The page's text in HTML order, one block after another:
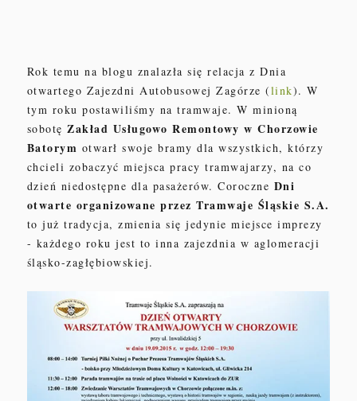
Rok temu na blogu znalazła się relacja z Dnia
otwartego Zajezdni Autobusowej Zagórze (link). W
tym roku postawiliśmy na tramwaje. W minioną
sobotęZakład Usługowo Remontowy w Chorzowie
Batorym otwarł swoje bramy dla wszystkich, którzy
chcieli zobaczyć miejsca pracy tramwajarzy, na co
dzień niedostępne dla pasażerów. Coroczne Dni
otwarte organizowane przez Tramwaje Śląskie S.A.
to już tradycja, zmienia się jedynie miejsce imprezy
- każdego roku jest to inna zajezdnia w aglomeracji
śląsko-zagłębiowskiej.